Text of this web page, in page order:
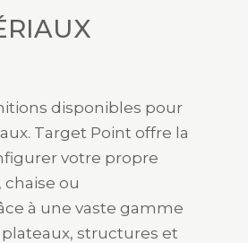
disponibles pour
Target Point offre la
votre propre
ou
à une vaste gamme
structures et